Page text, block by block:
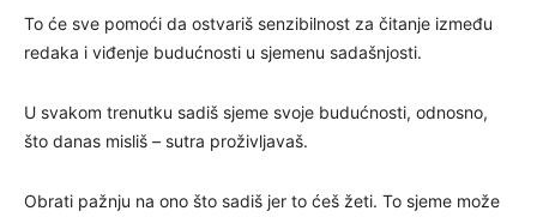
To će sve pomoći da ostvariš senzibilnost za čitanje između
redaka i viđenje budućnosti u sjemenu sadašnjosti.
U svakom trenutku sadiš sjeme svoje budućnosti, odnosno,
što danas misliš – sutra proživljavaš.
Obrati pažnju na ono što sadiš jer to ćeš žeti. To sjeme može